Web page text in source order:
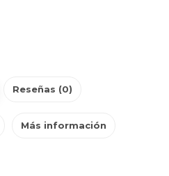
Reseñas (0)
Más información